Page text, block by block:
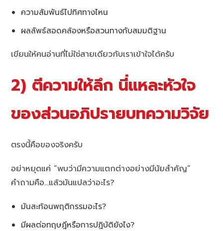
ความสัมพันธ์ไปทิศทางไหน
ผลลัพธ์สอดคล้องหรือสวนทางกับสมมติฐาน
เขียนให้คนอ่านที่ไม่ใช่สายเดียวกับเราเข้าใจได้ครับ
2) ตีความให้ลึก นี่แหละหัวใจ
ของส่วนอภิปรายบทความวิจัย
ตรงนี้คือของจริงครับ
อย่าหยุดแค่ “พบว่ามีความแตกต่างอย่างมีนัยสำคัญ”
คำถามคือ…แล้วมันแปลว่าอะไร?
มันสะท้อนพฤติกรรมอะไร?
มีผลต่อทฤษฎีหรือการปฏิบัติยังไง?